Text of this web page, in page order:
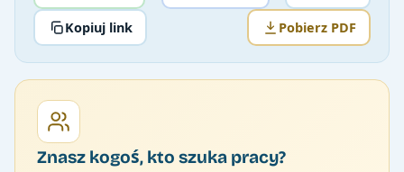
Kopiuj link Pobierz PDF
Znasz kogoś, kto szuka pracy?